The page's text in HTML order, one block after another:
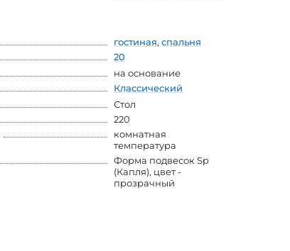
гостиная, спальня
20
на основание
Классический
Стол
220
комнатная
температура
Форма подвесок Sp
(Капля), цвет -
прозрачный